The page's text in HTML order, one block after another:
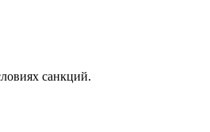
санкций.